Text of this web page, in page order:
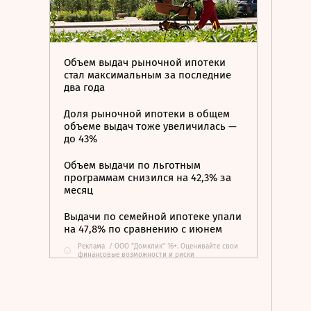
Объем выдач рыночной ипотеки
стал максимальным за последние
два года
Доля рыночной ипотеки в общем
объеме выдач тоже увеличилась —
до 43%
Объем выдачи по льготным
программам снизился на 42,3% за
месяц
Выдачи по семейной ипотеке упали
на 47,8% по сравнению с июнем
Реклама / ООО "Домклик" 16+. Оценивайте свои
финансовые возможности и риски